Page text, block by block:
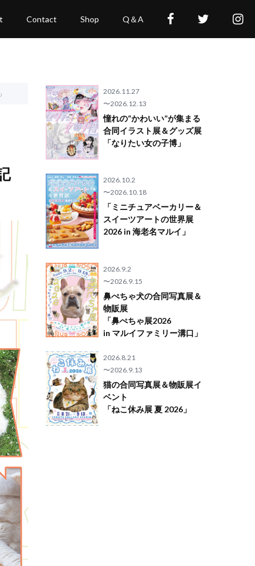
Contact Shop Q＆A
2026.11.27
〜2026.12.13
憧れの“かわいい”が集まる
合同イラスト展＆グッズ展
「なりたい女の子博」
2026.10.2
〜2026.10.18
「ミニチュアベーカリー＆
スイーツアートの世界展
2026 in 海老名マルイ」
2026.9.2
〜2026.9.15
鼻ぺちゃ犬の合同写真展＆
物販展
「鼻ぺちゃ展2026
in マルイファミリー溝口」
2026.8.21
〜2026.9.13
猫の合同写真展＆物販展イ
ベント
「ねこ休み展 夏 2026」